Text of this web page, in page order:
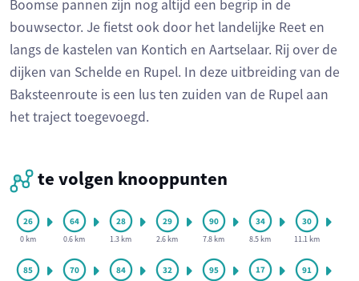
Boomse pannen zijn nog altijd een begrip in de
bouwsector. Je fietst ook door het landelijke Reet en
langs de kastelen van Kontich en Aartselaar. Rij over de
dijken van Schelde en Rupel. In deze uitbreiding van de
Baksteenroute is een lus ten zuiden van de Rupel aan
het traject toegevoegd.
te volgen knooppunten
0 km 0.6 km 1.3 km 2.6 km 7.8 km 8.5 km 11.1 km